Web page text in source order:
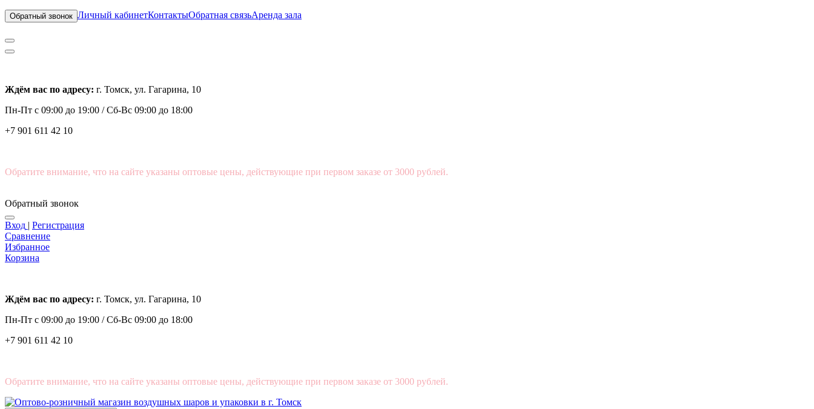
Обратный звонок Личный кабинетКонтактыОбратная связьАренда зала
Ждём вас по адресу: г. Томск, ул. Гагарина, 10
Пн-Пт с 09:00 до 19:00 /Сб-Вс 09:00 до 18:00
+7 901 611 42 10
Обратите внимание, что на сайте указаны оптовые цены, действующие при первом заказе от 3000 рублей.
Обратный звонок
Вход | Регистрация
Сравнение
Избранное
Корзина
Ждём вас по адресу: г. Томск, ул. Гагарина, 10
Пн-Пт с 09:00 до 19:00 /Сб-Вс 09:00 до 18:00
+7 901 611 42 10
Обратите внимание, что на сайте указаны оптовые цены, действующие при первом заказе от 3000 рублей.